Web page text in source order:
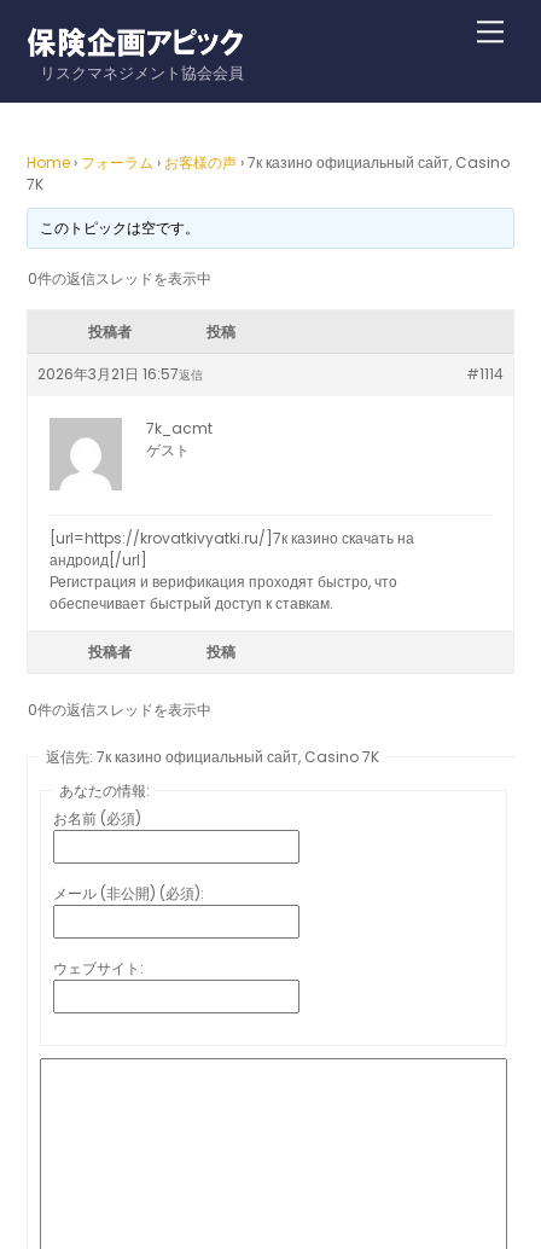
contentリスクマネジメント協会会員
Home › フォーラム › お客様の声 › 7к казино официальный сайт, Casino
7K
このトピックは空です。
0件の返信スレッドを表示中
投稿者 投稿
2026年3月21日 16:57 #1114
返信
7k_acmt
ゲスト
[url=https://krovatkivyatki.ru/]7к казино скачать на
андроид[/url]
Регистрация и верификация проходят быстро, что
обеспечивает быстрый доступ к ставкам.
投稿者 投稿
0件の返信スレッドを表示中
返信先: 7к казино официальный сайт, Casino 7K
あなたの情報:
お名前 (必須)
メール (非公開) (必須):
ウェブサイト: